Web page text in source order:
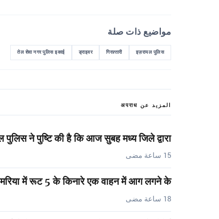
مواضيع ذات صلة
इज़रायल पुलिस
गिरफ़्तारी
ड्राइवर
तेल शेवा नगर पुलिस इकाई
المزيد عن अपराध
पुलिस ने पुष्टि की है कि आज सुबह मध्य जिले द्वारा…
15 ساعة مضى
में रूट 5 के किनारे एक वाहन में आग लगने के…
18 ساعة مضى